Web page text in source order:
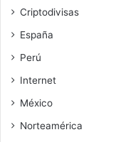
Criptodivisas
España
Perú
Internet
México
Norteamérica